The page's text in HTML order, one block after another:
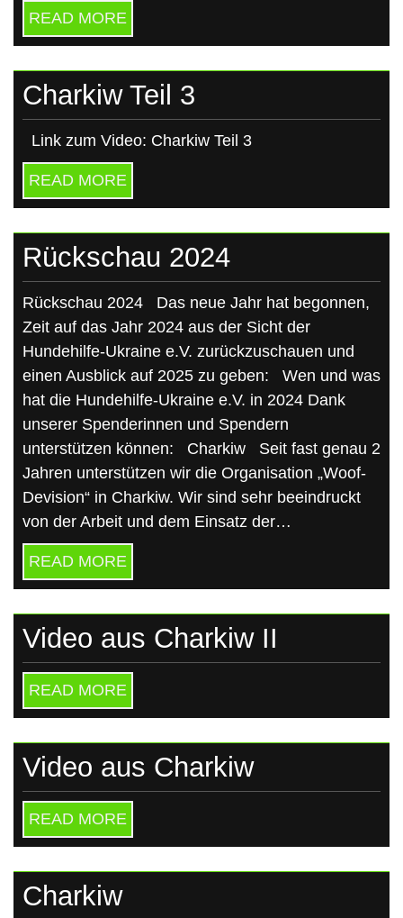
READ MORE
Charkiw Teil 3
Link zum Video: Charkiw Teil 3
READ MORE
Rückschau 2024
Rückschau 2024 Das neue Jahr hat begonnen,
Zeit auf das Jahr 2024 aus der Sicht der
Hundehilfe-Ukraine e.V. zurückzuschauen und
einen Ausblick auf 2025 zu geben: Wen und was
hat die Hundehilfe-Ukraine e.V. in 2024 Dank
unserer Spenderinnen und Spendern
unterstützen können: Charkiw Seit fast genau 2
Jahren unterstützen wir die Organisation „Woof-
Devision“ in Charkiw. Wir sind sehr beeindruckt
von der Arbeit und dem Einsatz der…
READ MORE
Video aus Charkiw II
READ MORE
Video aus Charkiw
READ MORE
Charkiw